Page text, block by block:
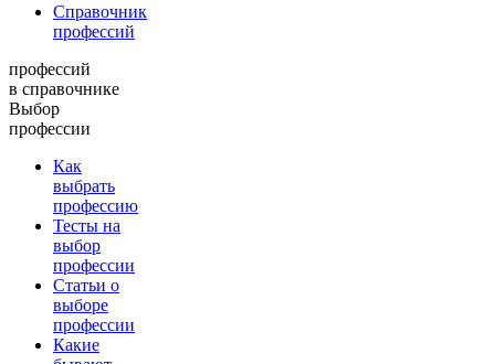
Справочник
профессий
профессий
в справочнике
Выбор
профессии
Как
выбрать
профессию
Тесты на
выбор
профессии
Статьи о
выборе
профессии
Какие